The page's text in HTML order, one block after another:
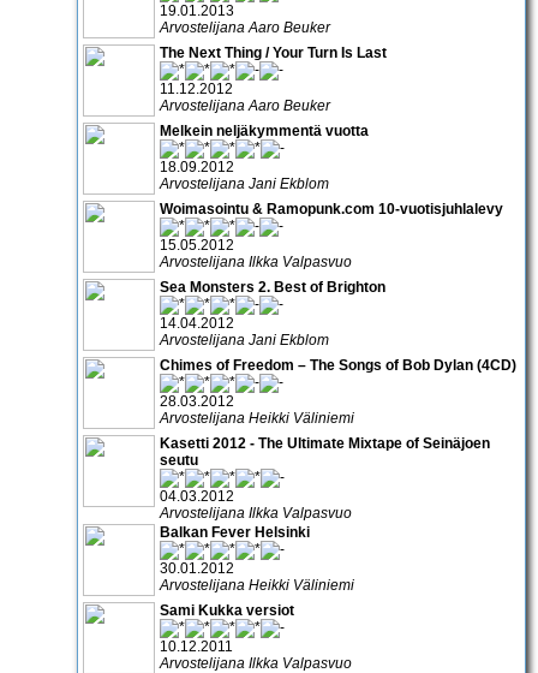
19.01.2013
Arvostelijana Aaro Beuker
The Next Thing / Your Turn Is Last
11.12.2012
Arvostelijana Aaro Beuker
Melkein neljäkymmentä vuotta
18.09.2012
Arvostelijana Jani Ekblom
Woimasointu & Ramopunk.com 10-vuotisjuhlalevy
15.05.2012
Arvostelijana Ilkka Valpasvuo
Sea Monsters 2. Best of Brighton
14.04.2012
Arvostelijana Jani Ekblom
Chimes of Freedom – The Songs of Bob Dylan (4CD)
28.03.2012
Arvostelijana Heikki Väliniemi
Kasetti 2012 - The Ultimate Mixtape of Seinäjoen
seutu
04.03.2012
Arvostelijana Ilkka Valpasvuo
Balkan Fever Helsinki
30.01.2012
Arvostelijana Heikki Väliniemi
Sami Kukka versiot
10.12.2011
Arvostelijana Ilkka Valpasvuo